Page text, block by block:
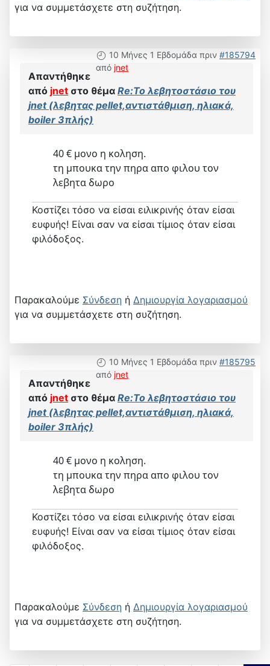
για να συμμετάσχετε στη συζήτηση.
10 Μήνες 1 Εβδομάδα πριν #185794
από jnet
Απαντήθηκε
από jnet στο θέμα Re:Το λεβητοστάσιο του
jnet (λεβητας pellet,αντιστάθμιση, ηλιακά,
boiler 3πλής)
40 € μονο η κοληση.
τη μπουκα την πηρα απο φιλου τον
λεβητα δωρο
Κοστίζει τόσο να είσαι ειλικρινής όταν είσαι
ευφυής! Είναι σαν να είσαι τίμιος όταν είσαι
φιλόδοξος.
Παρακαλούμε Σύνδεση ή Δημιουργία λογαριασμού
για να συμμετάσχετε στη συζήτηση.
10 Μήνες 1 Εβδομάδα πριν #185795
από jnet
Απαντήθηκε
από jnet στο θέμα Re:Το λεβητοστάσιο του
jnet (λεβητας pellet,αντιστάθμιση, ηλιακά,
boiler 3πλής)
40 € μονο η κοληση.
τη μπουκα την πηρα απο φιλου τον
λεβητα δωρο
Κοστίζει τόσο να είσαι ειλικρινής όταν είσαι
ευφυής! Είναι σαν να είσαι τίμιος όταν είσαι
φιλόδοξος.
Παρακαλούμε Σύνδεση ή Δημιουργία λογαριασμού
για να συμμετάσχετε στη συζήτηση.